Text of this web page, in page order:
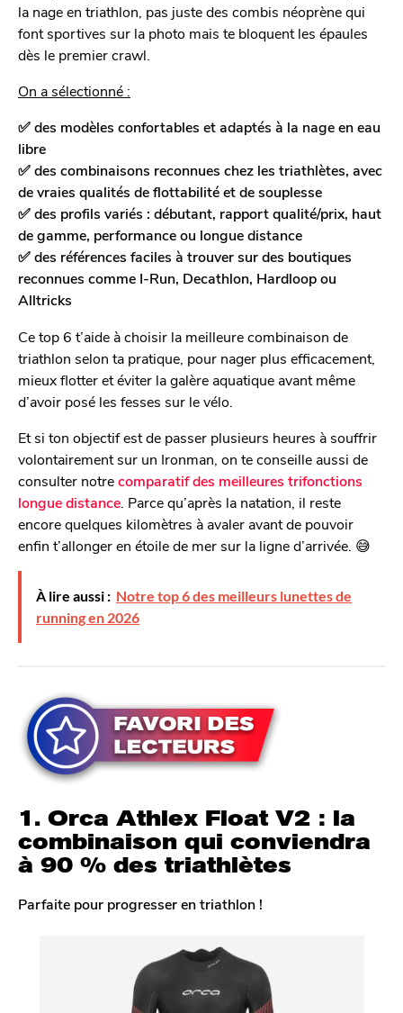
la nage en triathlon, pas juste des combis néoprène qui
font sportives sur la photo mais te bloquent les épaules
dès le premier crawl.
On a sélectionné :
✅ des modèles confortables et adaptés à la nage en eau
libre
✅ des combinaisons reconnues chez les triathlètes, avec
de vraies qualités de flottabilité et de souplesse
✅ des profils variés : débutant, rapport qualité/prix, haut
de gamme, performance ou longue distance
✅ des références faciles à trouver sur des boutiques
reconnues comme I-Run, Decathlon, Hardloop ou
Alltricks
Ce top 6 t’aide à choisir la meilleure combinaison de
triathlon selon ta pratique, pour nager plus efficacement,
mieux flotter et éviter la galère aquatique avant même
d’avoir posé les fesses sur le vélo.
Et si ton objectif est de passer plusieurs heures à souffrir
volontairement sur un Ironman, on te conseille aussi de
consulter notrecomparatif des meilleures trifonctions
longue distance . Parce qu’après la natation, il reste
encore quelques kilomètres à avaler avant de pouvoir
enfin t’allonger en étoile de mer sur la ligne d’arrivée. 😅
À lire aussi : Notre top 6 des meilleurs lunettes de
running en 2026
1. Orca Athlex Float V2 : la
combinaison qui conviendra
à 90 % des triathlètes
Parfaite pour progresser en triathlon !